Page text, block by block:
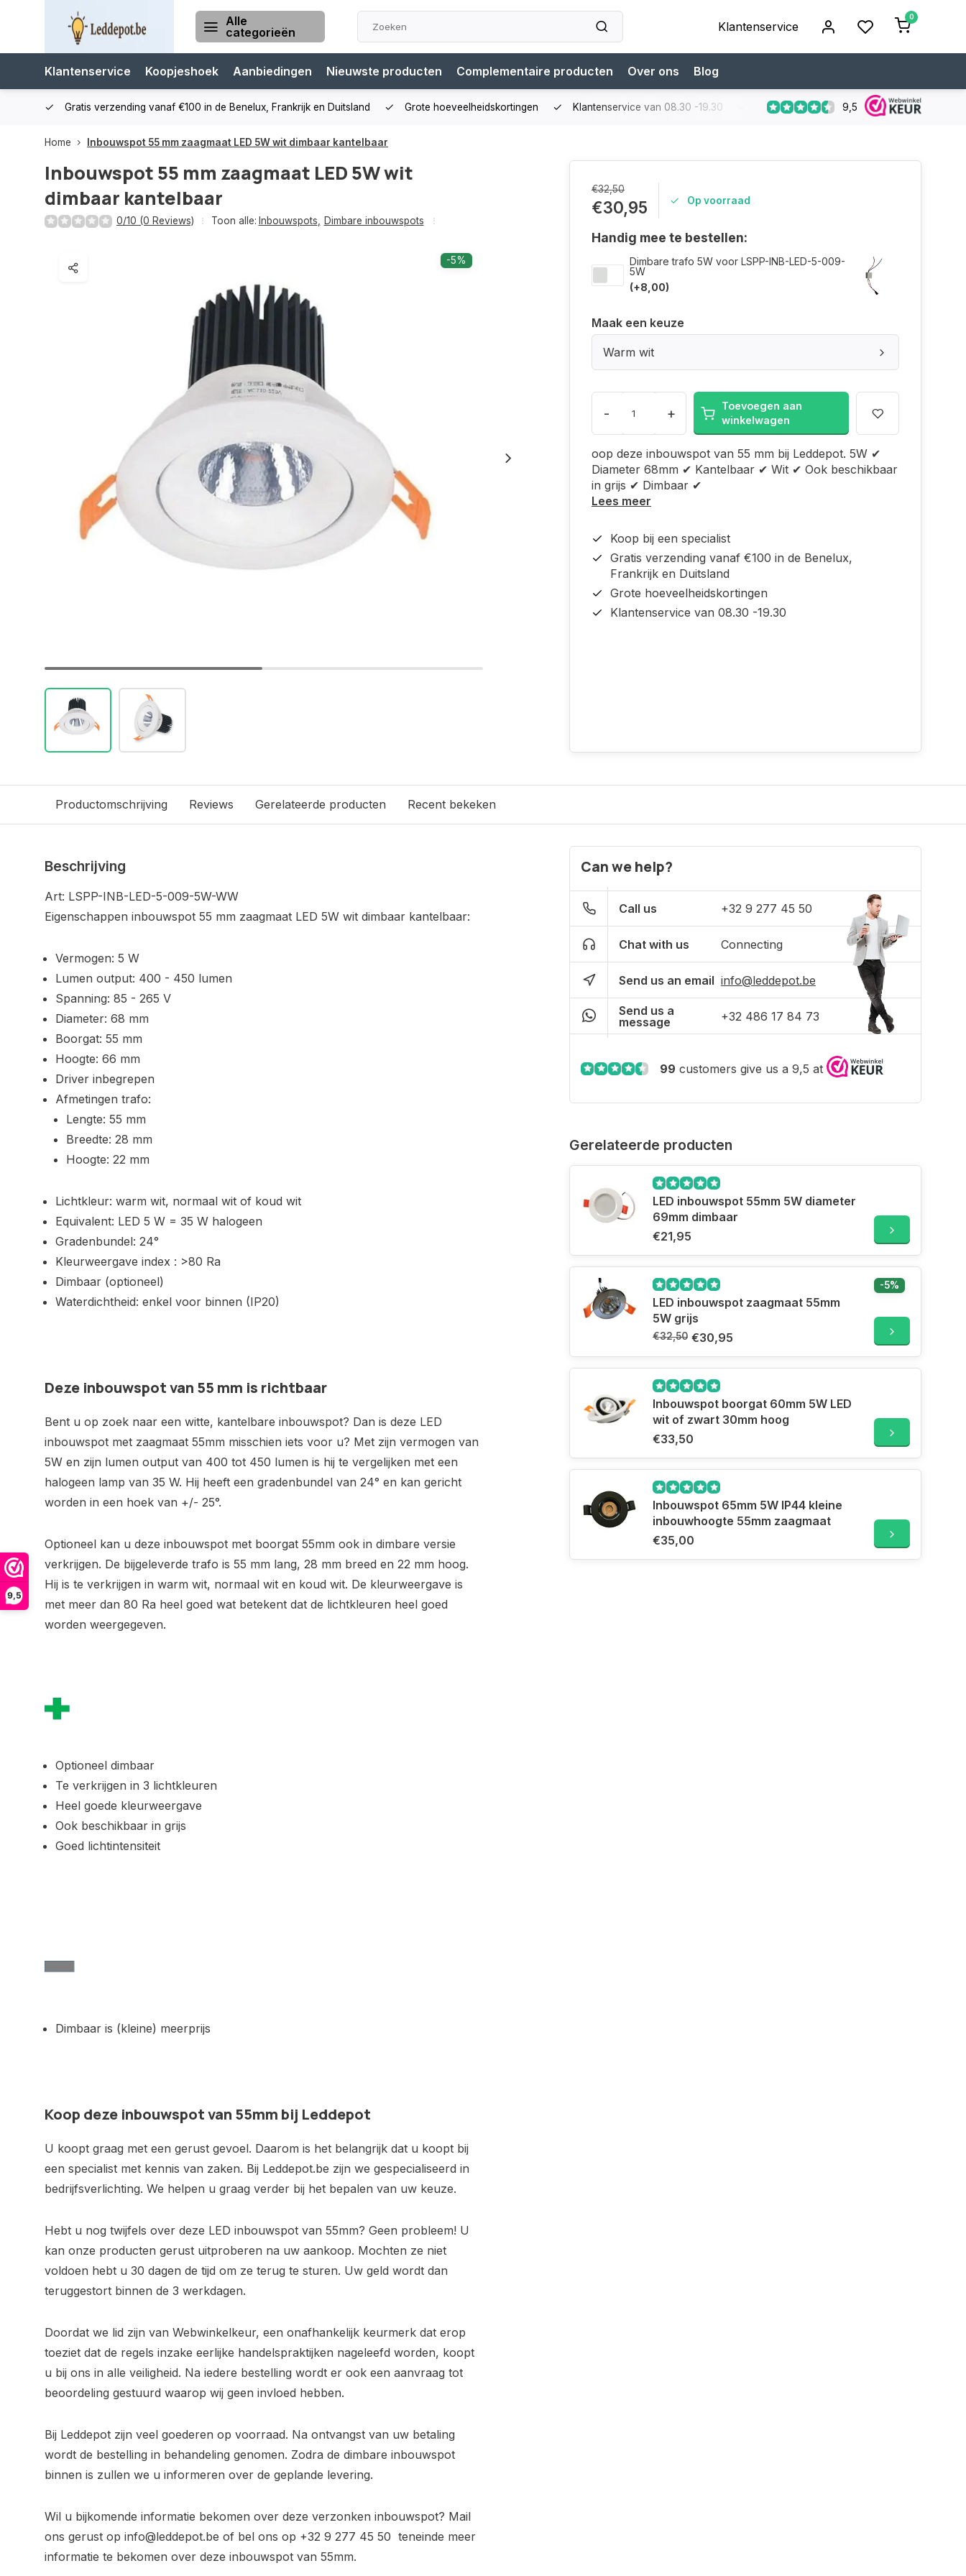
9,5
Alle
categorieën
Klantenservice
0
Klantenservice Koopjeshoek Aanbiedingen Nieuwste producten Complementaire producten Over ons Blog
Gratis verzending vanaf €100 in de Benelux, Frankrijk en Duitsland Grote hoeveelheidskortingen Klantenservice van 08.30 -19.30 Koop bij een specialist Gratis
9,5
Home Inbouwspot 55 mm zaagmaat LED 5W wit dimbaar kantelbaar
Inbouwspot 55 mm zaagmaat LED 5W wit
dimbaar kantelbaar
0/10 (0 Reviews) Toon alle: Inbouwspots Dimbare inbouwspots
-5%
€32,50
€30,95 Op voorraad
Handig mee te bestellen:
Dimbare trafo 5W voor LSPP-INB-LED-5-009-
5W
(+8,00)
Maak een keuze
Warm wit
- +
Toevoegen aan
winkelwagen
oop deze inbouwspot van 55 mm bij Leddepot. 5W ✔
Diameter 68mm ✔ Kantelbaar ✔ Wit ✔ Ook beschikbaar
in grijs ✔ Dimbaar ✔
Lees meer
Koop bij een specialist
Gratis verzending vanaf €100 in de Benelux,
Frankrijk en Duitsland
Grote hoeveelheidskortingen
Klantenservice van 08.30 -19.30
Productomschrijving Reviews Gerelateerde producten Recent bekeken
Beschrijving
Art: LSPP-INB-LED-5-009-5W-WW
Eigenschappen inbouwspot 55 mm zaagmaat LED 5W wit dimbaar kantelbaar:
Vermogen: 5 W
Lumen output: 400 - 450 lumen
Spanning: 85 - 265 V
Diameter: 68 mm
Boorgat: 55 mm
Hoogte: 66 mm
Driver inbegrepen
Afmetingen trafo:
Lengte: 55 mm
Breedte: 28 mm
Hoogte: 22 mm
Lichtkleur: warm wit, normaal wit of koud wit
Equivalent: LED 5 W = 35 W halogeen
Gradenbundel: 24°
Kleurweergave index : >80 Ra
Dimbaar (optioneel)
Waterdichtheid: enkel voor binnen (IP20)
Deze inbouwspot van 55 mm is richtbaar
Bent u op zoek naar een witte, kantelbare inbouwspot? Dan is deze LED
inbouwspot met zaagmaat 55mm misschien iets voor u? Met zijn vermogen van
5W en zijn lumen output van 400 tot 450 lumen is hij te vergelijken met een
halogeen lamp van 35 W. Hij heeft een gradenbundel van 24° en kan gericht
worden in een hoek van +/- 25°.
Optioneel kan u deze inbouwspot met boorgat 55mm ook in dimbare versie
verkrijgen. De bijgeleverde trafo is 55 mm lang, 28 mm breed en 22 mm hoog.
Hij is te verkrijgen in warm wit, normaal wit en koud wit. De kleurweergave is
met meer dan 80 Ra heel goed wat betekent dat de lichtkleuren heel goed
worden weergegeven.
Optioneel dimbaar
Te verkrijgen in 3 lichtkleuren
Heel goede kleurweergave
Ook beschikbaar in grijs
Goed lichtintensiteit
Dimbaar is (kleine) meerprijs
Koop deze inbouwspot van 55mm bij Leddepot
U koopt graag met een gerust gevoel. Daarom is het belangrijk dat u koopt bij
een specialist met kennis van zaken. Bij Leddepot.be zijn we gespecialiseerd in
bedrijfsverlichting. We helpen u graag verder bij het bepalen van uw keuze.
Hebt u nog twijfels over deze LED inbouwspot van 55mm? Geen probleem! U
kan onze producten gerust uitproberen na uw aankoop. Mochten ze niet
voldoen hebt u 30 dagen de tijd om ze terug te sturen. Uw geld wordt dan
teruggestort binnen de 3 werkdagen.
Doordat we lid zijn van Webwinkelkeur, een onafhankelijk keurmerk dat erop
toeziet dat de regels inzake eerlijke handelspraktijken nageleefd worden, koopt
u bij ons in alle veiligheid. Na iedere bestelling wordt er ook een aanvraag tot
beoordeling gestuurd waarop wij geen invloed hebben.
Bij Leddepot zijn veel goederen op voorraad. Na ontvangst van uw betaling
wordt de bestelling in behandeling genomen. Zodra de dimbare inbouwspot
binnen is zullen we u informeren over de geplande levering.
Wil u bijkomende informatie bekomen over deze verzonken inbouwspot? Mail
ons gerust op info@leddepot.be of bel ons op +32 9 277 45 50 teneinde meer
informatie te bekomen over deze inbouwspot van 55mm.
Can we help?
Call us +32 9 277 45 50
Chat with us Connecting
Send us an email info@leddepot.be
Send us a
message
+32 486 17 84 73
99 customers give us a 9,5 at
Gerelateerde producten
LED inbouwspot 55mm 5W diameter
69mm dimbaar
€21,95
LED inbouwspot zaagmaat 55mm
5W grijs
€32,50 €30,95
-5%
Inbouwspot boorgat 60mm 5W LED
wit of zwart 30mm hoog
€33,50
Inbouwspot 65mm 5W IP44 kleine
inbouwhoogte 55mm zaagmaat
€35,00